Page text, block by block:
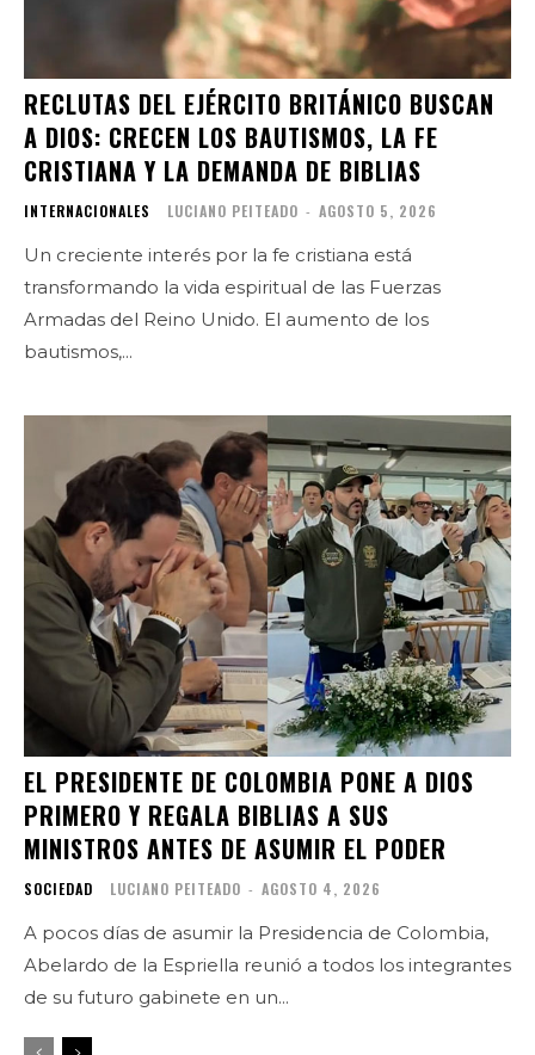
RECLUTAS DEL EJÉRCITO BRITÁNICO BUSCAN
A DIOS: CRECEN LOS BAUTISMOS, LA FE
CRISTIANA Y LA DEMANDA DE BIBLIAS
INTERNACIONALES LUCIANO PEITEADO - AGOSTO 5, 2026
Un creciente interés por la fe cristiana está
transformando la vida espiritual de las Fuerzas
Armadas del Reino Unido. El aumento de los
bautismos,...
EL PRESIDENTE DE COLOMBIA PONE A DIOS
PRIMERO Y REGALA BIBLIAS A SUS
MINISTROS ANTES DE ASUMIR EL PODER
SOCIEDAD LUCIANO PEITEADO - AGOSTO 4, 2026
A pocos días de asumir la Presidencia de Colombia,
Abelardo de la Espriella reunió a todos los integrantes
de su futuro gabinete en un...